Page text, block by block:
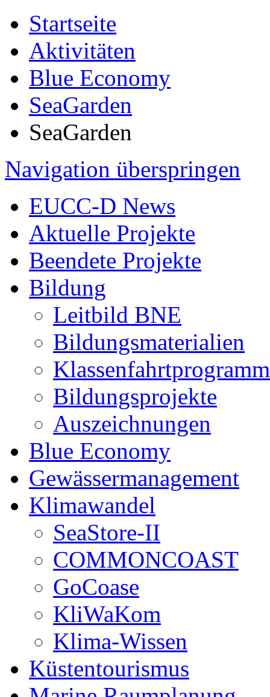
Startseite
Aktivitäten
Blue Economy
SeaGarden
SeaGarden
Navigation überspringen
EUCC-D News
Aktuelle Projekte
Beendete Projekte
Bildung
Leitbild BNE
Bildungsmaterialien
Klassenfahrtprogramm
Bildungsprojekte
Auszeichnungen
Blue Economy
Gewässermanagement
Klimawandel
SeaStore-II
COMMONCOAST
GoCoase
KliWaKom
Klima-Wissen
Küstentourismus